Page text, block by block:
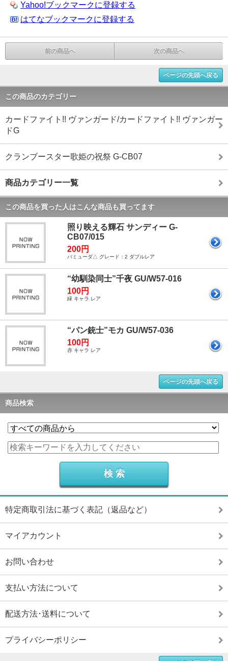
Yahoo!ブックマークに登録する
はてなブックマークに登録する
前の商品へ 次の商品へ
ページの先頭へ戻る
この商品のカテゴリー
カードファイト!! ヴァンガード/カードファイト!! ヴァンガー
ドG
クランブースター歌姫の祝祭 G-CB07
商品カテゴリー一覧
この商品を買った人はこんな商品も買ってます
照り映える輝石 サンディー G-
CB07/015
200円
バミューダ△ グレード：2 ダブルレア
“幼馴染同士”千夜 GU/W57-016
100円
緑 キャラ レア
“パン銃士”モカ GU/W57-036
100円
赤 キャラ レア
ページの先頭へ戻る
商品検索
特定商取引法に基づく表記（返品など）
マイアカウント
お問い合わせ
支払い方法について
配送方法･送料について
プライバシーポリシー